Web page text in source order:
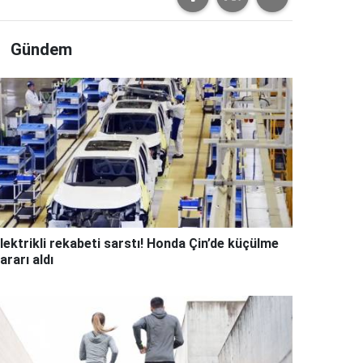
Gündem
rekabeti sarstı! Honda Çin’de küçülme
aldı